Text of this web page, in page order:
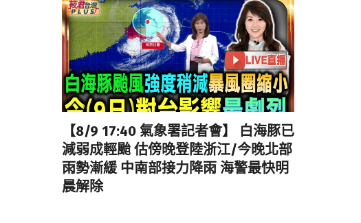
【8/9 17:40 氣象署記者會】 白海豚已
減弱成輕颱 估傍晚登陸浙江/今晚北部
雨勢漸緩 中南部接力降雨 海警最快明
晨解除